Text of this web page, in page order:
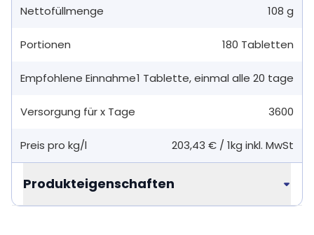
Nettofüllmenge 108 g
Portionen 180 Tabletten
Empfohlene Einnahme1 Tablette,einmal alle 20 tage
Versorgung für x Tage 3600
Preis pro kg/l 203,43 € / 1kg inkl. MwSt
Produkteigenschaften